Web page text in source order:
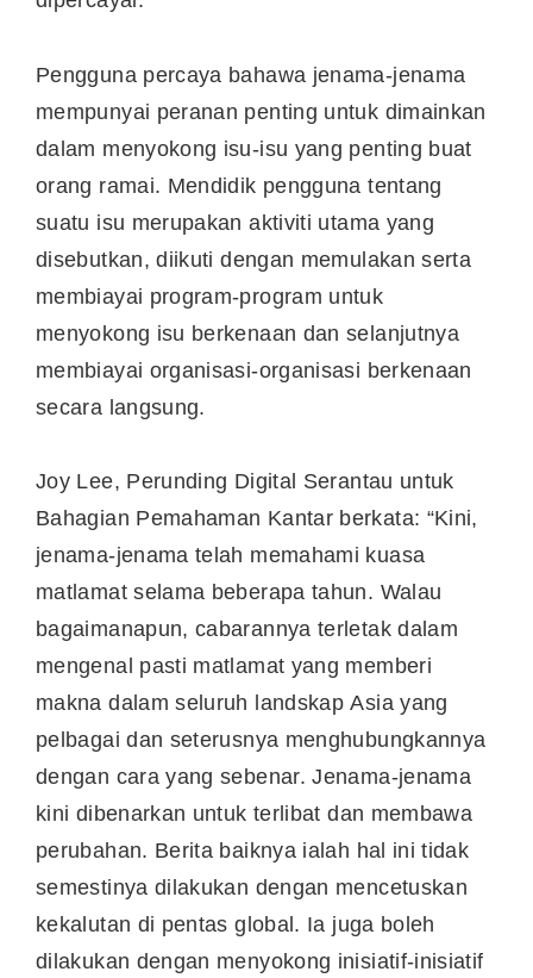
Pengguna percaya bahawa jenama-jenama
mempunyai peranan penting untuk dimainkan
dalam menyokong isu-isu yang penting buat
orang ramai. Mendidik pengguna tentang
suatu isu merupakan aktiviti utama yang
disebutkan, diikuti dengan memulakan serta
membiayai program-program untuk
menyokong isu berkenaan dan selanjutnya
membiayai organisasi-organisasi berkenaan
secara langsung.
Joy Lee, Perunding Digital Serantau untuk
Bahagian Pemahaman Kantar berkata: “Kini,
jenama-jenama telah memahami kuasa
matlamat selama beberapa tahun. Walau
bagaimanapun, cabarannya terletak dalam
mengenal pasti matlamat yang memberi
makna dalam seluruh landskapAsiayang
pelbagai dan seterusnya menghubungkannya
dengan cara yang sebenar. Jenama-jenama
kini dibenarkan untuk terlibat dan membawa
perubahan. Berita baiknya ialah hal ini tidak
semestinya dilakukan dengan mencetuskan
kekalutan di pentas global. Ia juga boleh
dilakukan dengan menyokong inisiatif-inisiatif